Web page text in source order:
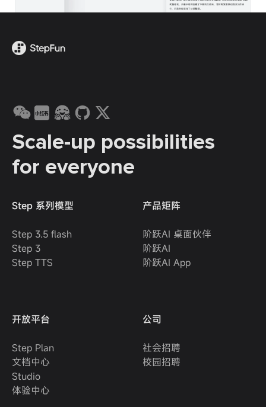
Step 系列模型
Step 3.5 flash
Step 3
Step TTS
产品矩阵
阶跃AI 桌面伙伴
阶跃AI
阶跃AI App
开放平台
Step Plan
文档中心
Studio
体验中心
公司
社会招聘
校园招聘
Scale-up possibilities
for everyone